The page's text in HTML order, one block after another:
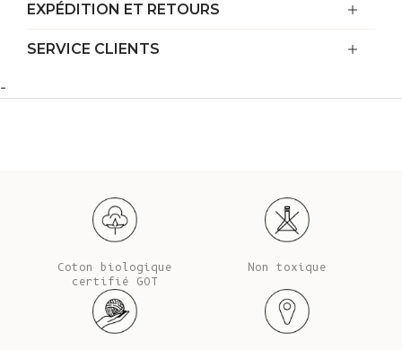
EXPÉDITION ET RETOURS
SERVICE CLIENTS
-
Coton biologique
certifié GOT
Non toxique